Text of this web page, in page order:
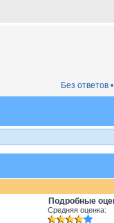
Без ответов •
Подробные
Средняя оценка: